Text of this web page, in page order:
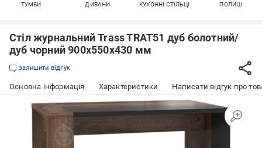
ТУМБИ ДИВАНИ КУХОННІ СТІЛЬЦІ ПОЛИЦІ
Стіл журнальний Trass TRAT51 дуб болотний/
дуб чорний 900x550x430 мм
залишити відгук
Основна інформація Характеристики Написати відгук про